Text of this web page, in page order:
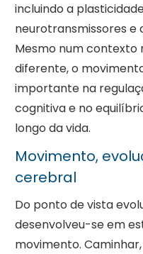
incluindo a
neurotransmissores e
Mesmo num
diferente, o
importante na
cognitiva e no
longo da vida.
Movimento,
cerebral
Do ponto de vista
desenvolveu-se em
movimento.